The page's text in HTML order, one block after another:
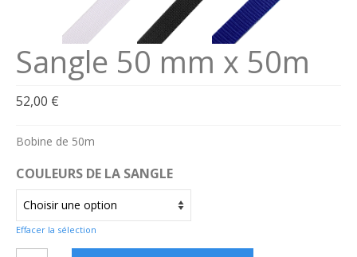
Sangle 50 mm x 50m
52,00 €
Bobine de 50m
COULEURS DE LA SANGLE
Effacer la sélection